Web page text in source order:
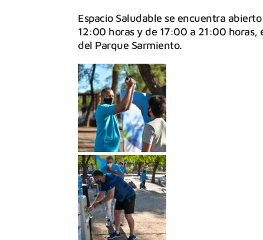
Espacio Saludable se encuentra
12:00 horas y de 17:00 a 21:00 horas,
del Parque Sarmiento.